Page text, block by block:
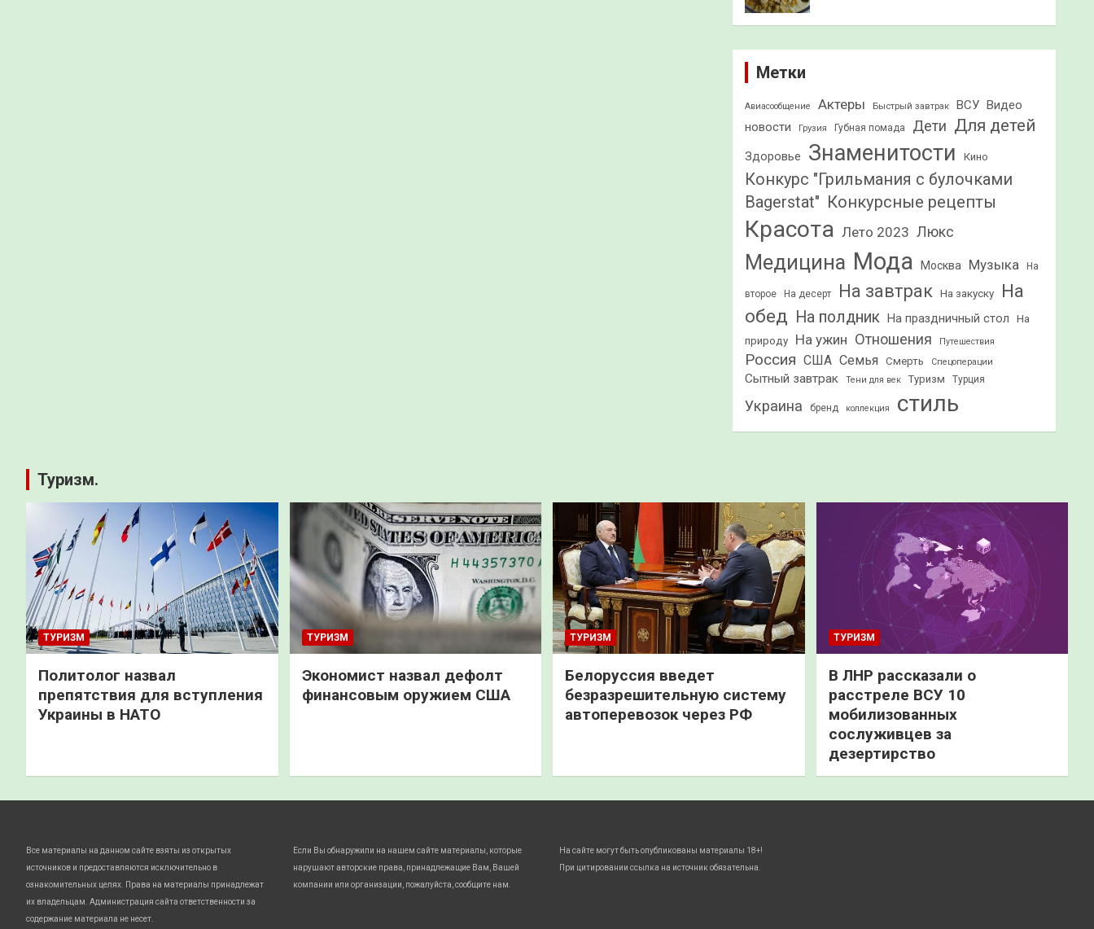
Метки
Авиасообщение Актеры Быстрый завтрак ВСУ Видео
новости
Грузия Губная помада Дети Для детей
Здоровье Знаменитости Кино
Конкурс "Грильмания с булочками
Bagerstat" Конкурсные рецепты
Красота Лето 2023 Люкс
Медицина Мода Москва Музыка На
второе На десерт На завтрак На закуску
На
обед На полдник На праздничный стол
На
природу
На ужин Отношения Путешествия
Россия США Семья Смерть Спецоперации
Сытный завтрак Тени для век Туризм Турция
Украина бренд коллекция стиль
Туризм.
ТУРИЗМ
Политолог назвал
препятствия для вступления
Украины в НАТО
ТУРИЗМ
Экономист назвал дефолт
финансовым оружием США
ТУРИЗМ
Белоруссия введет
безразрешительную систему
автоперевозок через РФ
ТУРИЗМ
В ЛНР рассказали о
расстреле ВСУ 10
мобилизованных
сослуживцев за
дезертирство
Все материалы на данном сайте взяты из открытых
источников и предоставляются исключительно в
ознакомительных целях. Права на материалы принадлежат
их владельцам. Администрация сайта ответственности за
содержание материала не несет.
Если Вы обнаружили на нашем сайте материалы, которые
нарушают авторские права, принадлежащие Вам, Вашей
компании или организации, пожалуйста, сообщите нам.
На сайте могут быть опубликованы материалы 18+!
При цитировании ссылка на источник обязательна.